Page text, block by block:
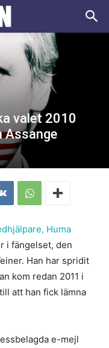
valet 2010
Assange
Huma
i fängelset, den
Han har spridit
kom redan 2011 i
att han fick lämna
e-mejl